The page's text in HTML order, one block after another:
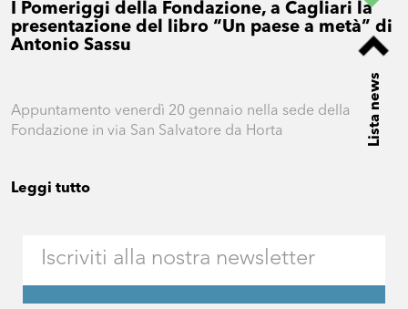
I Pomeriggi della Fondazione, a Cagliari la
presentazione del libro “Un paese a metà” di
Antonio Sassu
Appuntamento venerdì 20 gennaio nella sede della
Fondazione in via San Salvatore da Horta
Leggi tutto
Lista news